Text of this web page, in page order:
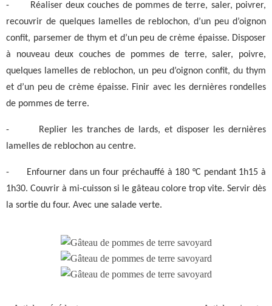
-
Réaliser deux couches de pommes de terre, saler, poivrer,
recouvrir de quelques lamelles de reblochon, d’un peu d’oignon
confit, parsemer de thym et d’un peu de crème épaisse. Disposer
à nouveau deux couches de pommes de terre, saler, poivre,
quelques lamelles de reblochon, un peu d’oignon confit, du thym
et d’un peu de crème épaisse. Finir avec les dernières rondelles
de pommes de terre.
-
Replier les tranches de lards, et disposer les dernières
lamelles de reblochon au centre.
-
Enfourner dans un four préchauffé à 180 °C pendant 1h15 à
1h30. Couvrir à mi-cuisson si le gâteau colore trop vite. Servir dès
la sortie du four. Avec une salade verte.